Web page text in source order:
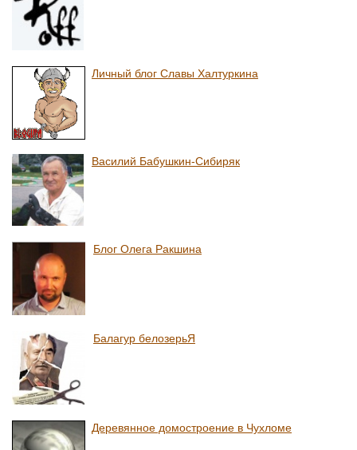
Личный блог Славы Халтуркина
Василий Бабушкин-Сибиряк
Блог Олега Ракшина
Балагур белозерьЯ
Деревянное домостроение в Чухломе